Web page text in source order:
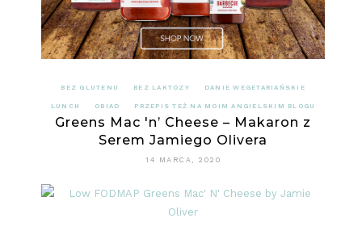
BEZ GLUTENU BEZ LAKTOZY DANIE WEGETARIAŃSKIE
LUNCH OBIAD PRZEPIS TEŻ NA MOIM ANGIELSKIM BLOGU
Greens Mac 'n’ Cheese – Makaron z
Serem Jamiego Olivera
14 MARCA, 2020